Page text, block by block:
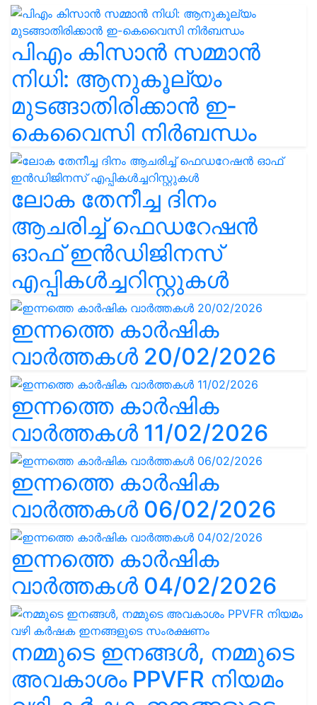
പിഎം കിസാൻ സമ്മാൻ
നിധി: ആനുകൂല്യം
മുടങ്ങാതിരിക്കാൻ ഇ-
കെവൈസി നിർബന്ധം
ലോക തേനീച്ച ദിനം
ആചരിച്ച് ഫെഡറേഷൻ
ഓഫ് ഇൻഡിജിനസ്
എപ്പികൾച്ചറിസ്റ്റുകൾ
ഇന്നത്തെ കാർഷിക
വാർത്തകൾ 20/02/2026
ഇന്നത്തെ കാർഷിക
വാർത്തകൾ 11/02/2026
ഇന്നത്തെ കാർഷിക
വാർത്തകൾ 06/02/2026
ഇന്നത്തെ കാർഷിക
വാർത്തകൾ 04/02/2026
നമ്മുടെ ഇനങ്ങൾ, നമ്മുടെ
അവകാശം PPVFR നിയമം